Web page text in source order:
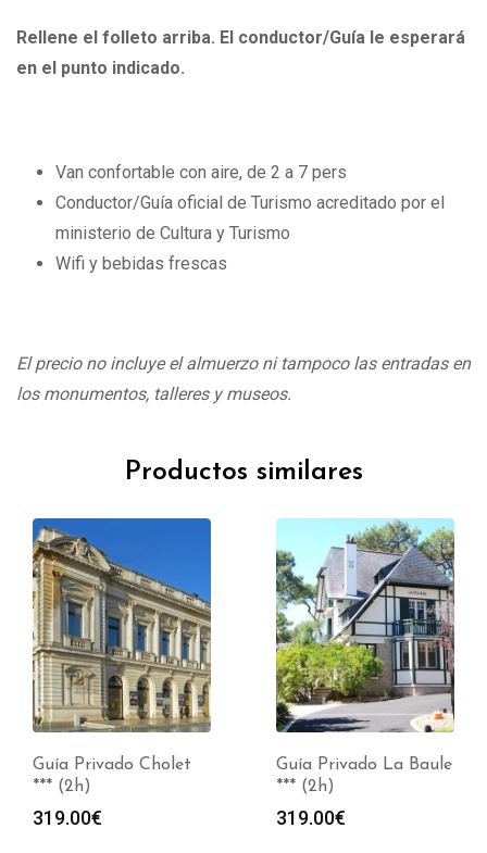
Rellene el folleto arriba. El conductor/Guía le esperará
en el punto indicado.
Van confortable con aire, de 2 a 7 pers
Conductor/Guía oficial de Turismo acreditado por el
ministerio de Cultura y Turismo
Wifi y bebidas frescas
El precio no incluye el almuerzo ni tampoco las entradas en
los monumentos, talleres y museos.
Productos similares
Guía Privado Cholet
*** (2h)
319.00€
Guía Privado La Baule
*** (2h)
319.00€